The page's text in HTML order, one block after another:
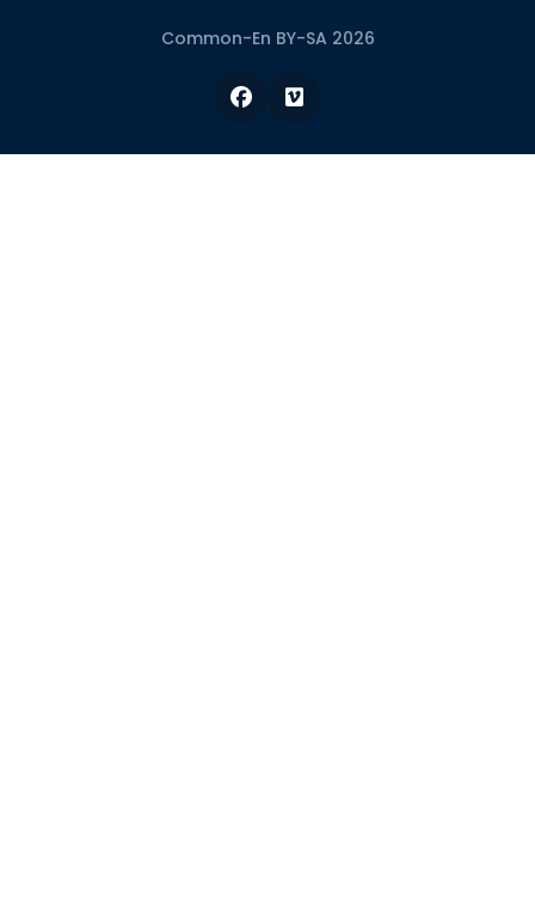
Common-En BY-SA 2026
Facebook
Vimeo